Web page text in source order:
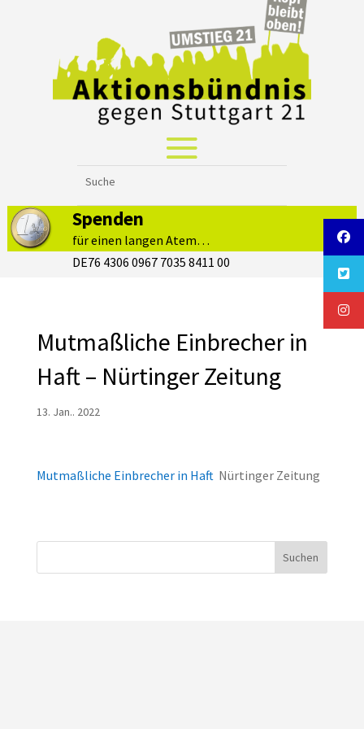
Spenden
für einen langen Atem…
DE76 4306 0967 7035 8411 00
Mutmaßliche Einbrecher in
Haft – Nürtinger Zeitung
13. Jan.. 2022
Mutmaßliche Einbrecher in Haft Nürtinger Zeitung
Suchen